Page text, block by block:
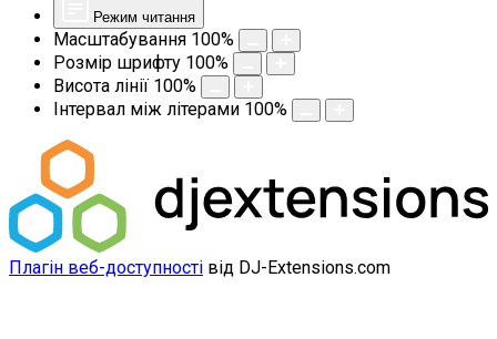
Режим читання
Масштабування 100%
Розмір шрифту 100%
Висота лінії 100%
Інтервал між літерами 100%
Плагін веб-доступності від DJ-Extensions.com